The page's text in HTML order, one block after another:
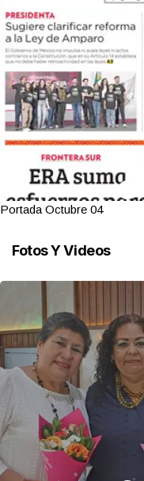
Portada Octubre 04
Fotos Y Videos